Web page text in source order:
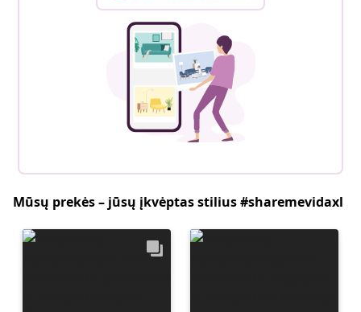
Mūsų prekės – jūsų įkvėptas stilius #sharemevidaxl